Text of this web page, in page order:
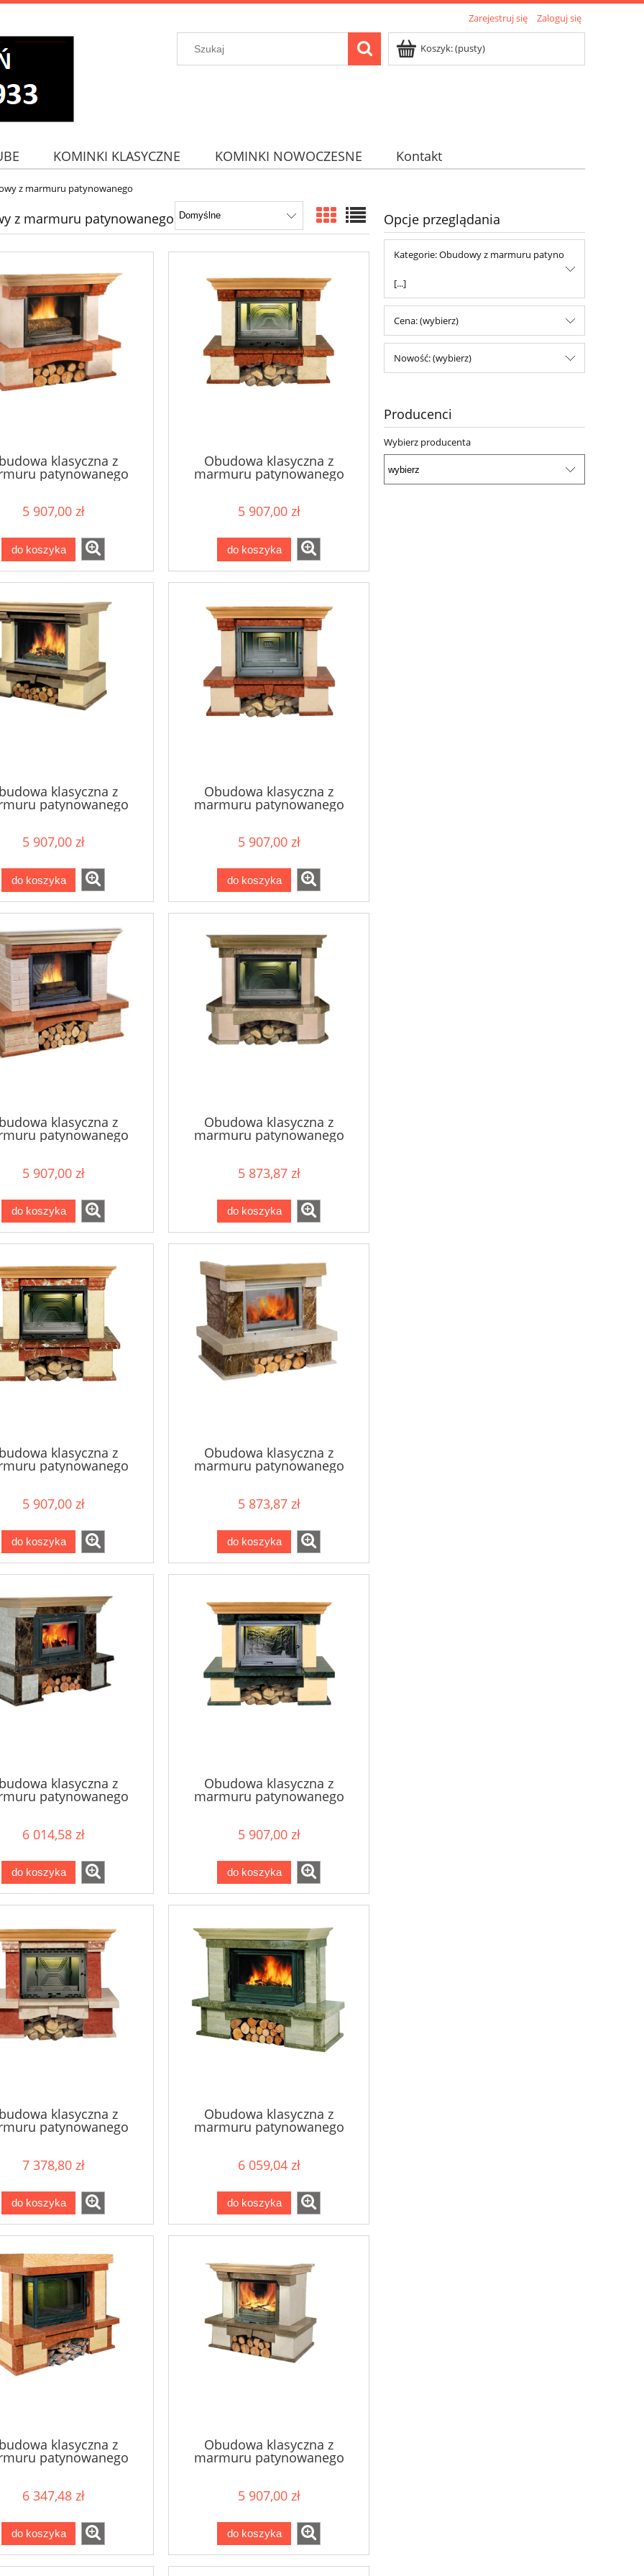
Zarejestruj się Zaloguj się
Koszyk:(pusty)
KOMINKI KLASYCZNE KOMINKI NOWOCZESNE Kontakt
z marmuru patynowanego
z marmuru patynowanego
klasyczna z
patynowanego
ARES
5 907,00 zł
do koszyka
Obudowa klasyczna z
marmuru patynowanego
BERGAMO
5 907,00 zł
do koszyka
klasyczna z
patynowanego
CAPRI
5 907,00 zł
do koszyka
Obudowa klasyczna z
marmuru patynowanego
CASABLANCA
5 907,00 zł
do koszyka
klasyczna z
patynowanego
CATANIA
5 907,00 zł
do koszyka
Obudowa klasyczna z
marmuru patynowanego
DIJON
5 873,87 zł
do koszyka
klasyczna z
patynowanego
FLORENCJA
5 907,00 zł
do koszyka
Obudowa klasyczna z
marmuru patynowanego
KASJOPEJA
5 873,87 zł
do koszyka
klasyczna z
patynowanego
LECCE
6 014,58 zł
do koszyka
Obudowa klasyczna z
marmuru patynowanego
MADRITE
5 907,00 zł
do koszyka
klasyczna z
patynowanego
MILANO
7 378,80 zł
do koszyka
Obudowa klasyczna z
marmuru patynowanego
NERO
6 059,04 zł
do koszyka
klasyczna z
patynowanego
OLIMPIA
6 347,48 zł
do koszyka
Obudowa klasyczna z
marmuru patynowanego
PORTO
5 907,00 zł
do koszyka
Opcje przeglądania
Kategorie: Obudowy z marmuru patyno
[...]
Cena: (wybierz)
Nowość: (wybierz)
Producenci
Wybierz producenta